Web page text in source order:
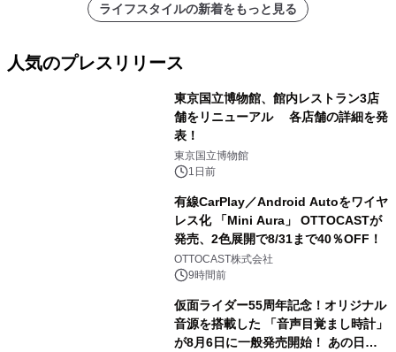
ライフスタイルの新着をもっと見る
人気のプレスリリース
東京国立博物館、館内レストラン3店
舗をリニューアル 各店舗の詳細を発
表！
東京国立博物館
1日前
有線CarPlay／Android Autoをワイヤ
レス化 「Mini Aura」 OTTOCASTが
発売、2色展開で8/31まで40％OFF！
OTTOCAST株式会社
9時間前
仮面ライダー55周年記念！オリジナル
音源を搭載した 「音声目覚まし時計」
が8月6日に一般発売開始！ あの日の